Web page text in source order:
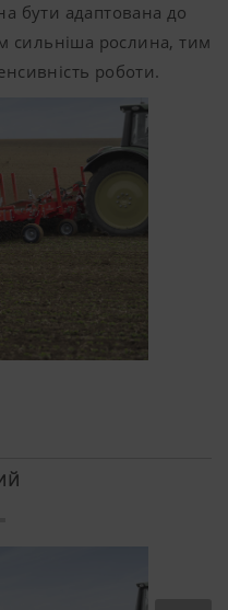
бути адаптована до
сильніша рослина, тим
роботи.